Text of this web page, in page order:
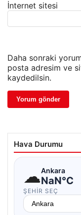
İnternet sitesi
Daha sonraki
posta adresim ve
kaydedilsin.
Hava Durumu
☁Ankara
NaN°C
ŞEHIR SEÇ